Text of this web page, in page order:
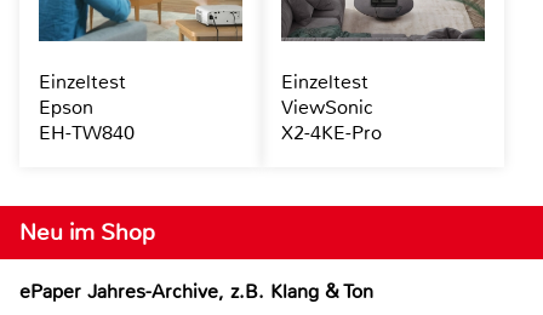
Neu im Shop
ePaper Jahres-Archive, z.B. Klang & Ton
Einzeltest
Epson
EH-TW840
Einzeltest
ViewSonic
X2-4KE-Pro